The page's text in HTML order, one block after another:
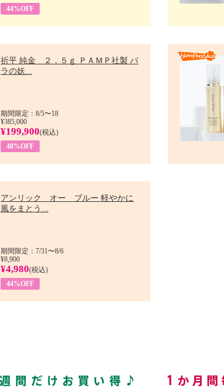
44%OFF
祈平 純金 ２．５ｇ ＰＡＭＰ社製 バ
ラの妖...
期間限定：8/5〜18
¥385,000
¥199,900(税込)
48%OFF
アンリック オー ブルー 軽やかに
風をまとう...
期間限定：7/31〜8/6
¥8,900
¥4,980(税込)
44%OFF